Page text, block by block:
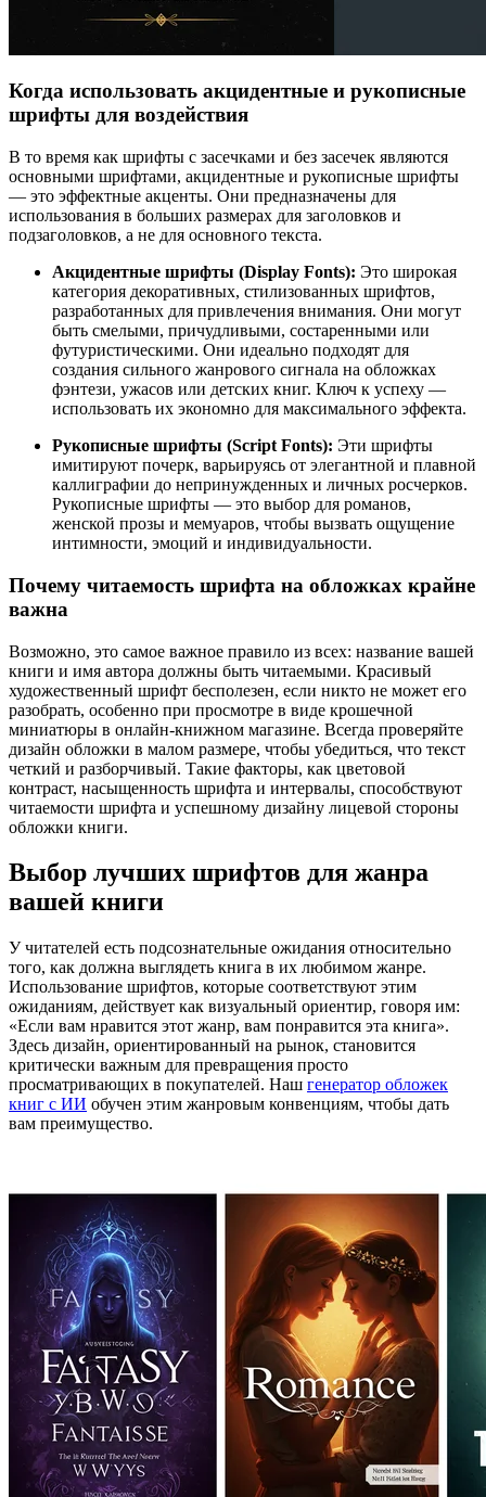
Когда использовать акцидентные и рукописные
шрифты для воздействия
В то время как шрифты с засечками и без засечек являются
основными шрифтами, акцидентные и рукописные шрифты
— это эффектные акценты. Они предназначены для
использования в больших размерах для заголовков и
подзаголовков, а не для основного текста.
Акцидентные шрифты (Display Fonts): Это широкая
категория декоративных, стилизованных шрифтов,
разработанных для привлечения внимания. Они могут
быть смелыми, причудливыми, состаренными или
футуристическими. Они идеально подходят для
создания сильного жанрового сигнала на обложках
фэнтези, ужасов или детских книг. Ключ к успеху —
использовать их экономно для максимального эффекта.
Рукописные шрифты (Script Fonts): Эти шрифты
имитируют почерк, варьируясь от элегантной и плавной
каллиграфии до непринужденных и личных росчерков.
Рукописные шрифты — это выбор для романов,
женской прозы и мемуаров, чтобы вызвать ощущение
интимности, эмоций и индивидуальности.
Почему читаемость шрифта на обложках крайне
важна
Возможно, это самое важное правило из всех: название вашей
книги и имя автора должны быть читаемыми. Красивый
художественный шрифт бесполезен, если никто не может его
разобрать, особенно при просмотре в виде крошечной
миниатюры в онлайн-книжном магазине. Всегда проверяйте
дизайн обложки в малом размере, чтобы убедиться, что текст
четкий и разборчивый. Такие факторы, как цветовой
контраст, насыщенность шрифта и интервалы, способствуют
читаемости шрифта и успешному дизайну лицевой стороны
обложки книги.
Выбор лучших шрифтов для жанра
вашей книги
У читателей есть подсознательные ожидания относительно
того, как должна выглядеть книга в их любимом жанре.
Использование шрифтов, которые соответствуют этим
ожиданиям, действует как визуальный ориентир, говоря им:
«Если вам нравится этот жанр, вам понравится эта книга».
Здесь дизайн, ориентированный на рынок, становится
критически важным для превращения просто
просматривающих в покупателей. Наш генератор обложек
книг с ИИ обучен этим жанровым конвенциям, чтобы дать
вам преимущество.